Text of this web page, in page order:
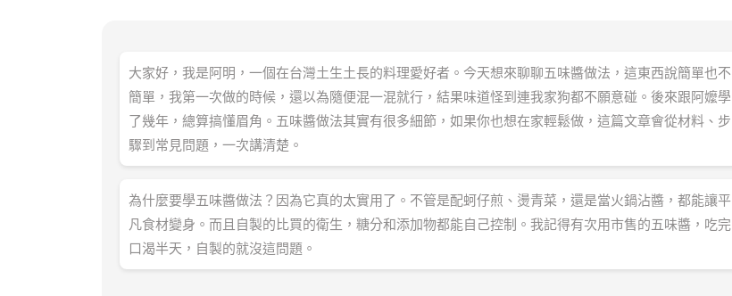
大家好，我是阿明，一個在台灣土生土長的料理愛好者。今天想來聊聊五味醬做法，這東西說簡單也不
簡單，我第一次做的時候，還以為隨便混一混就行，結果味道怪到連我家狗都不願意碰。後來跟阿嬤學
了幾年，總算搞懂眉角。五味醬做法其實有很多細節，如果你也想在家輕鬆做，這篇文章會從材料、步
驟到常見問題，一次講清楚。
為什麼要學五味醬做法？因為它真的太實用了。不管是配蚵仔煎、燙青菜，還是當火鍋沾醬，都能讓平
凡食材變身。而且自製的比買的衛生，糖分和添加物都能自己控制。我記得有次用市售的五味醬，吃完
口渴半天，自製的就沒這問題。